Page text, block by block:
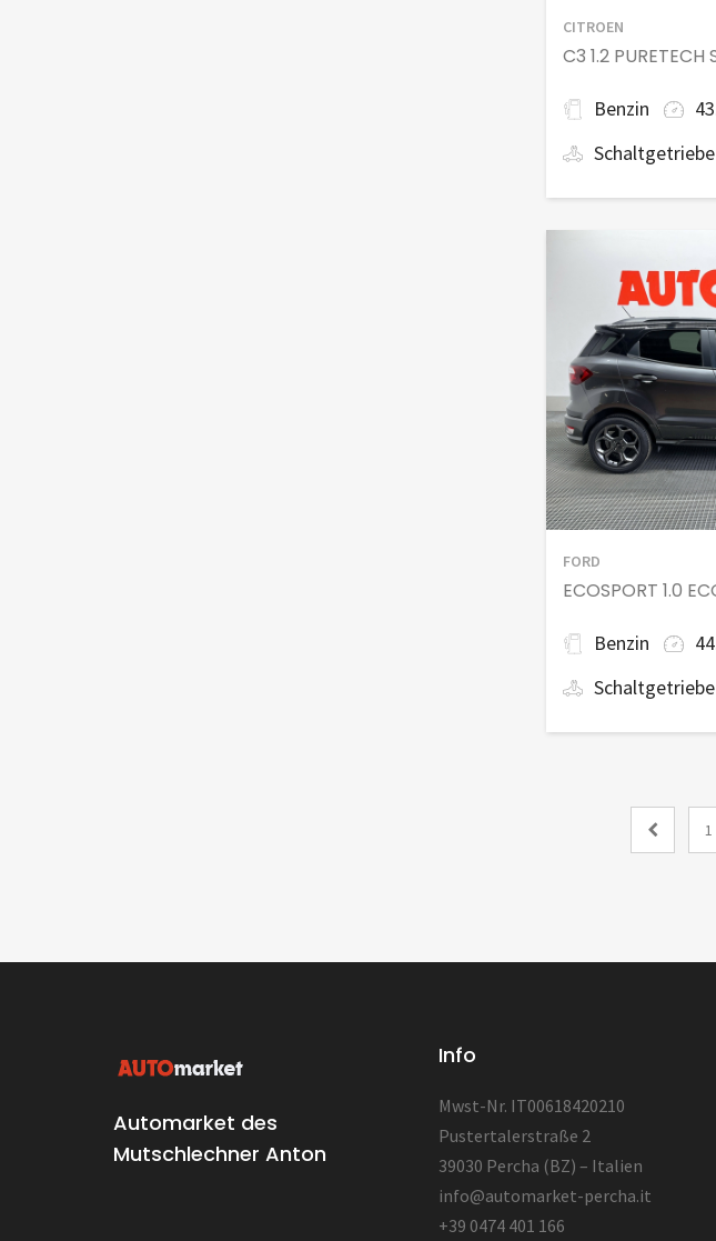
CITROEN
C3 1.2 PURETECH
Benzin
Schaltgetriebe
FORD
ECOSPORT 1.0
Benzin
Schaltgetriebe
1
Automarket des
Mutschlechner Anton
Info
Mwst-Nr. IT00618420210
Pustertalerstraße 2
39030 Percha (BZ) – Italien
info@automarket-percha.it
+39 0474 401 166